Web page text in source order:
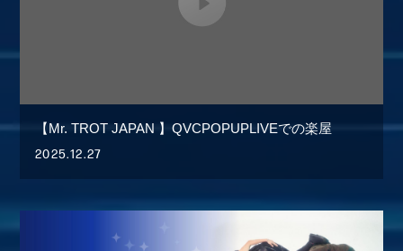
【Mr. TROT JAPAN 】QVCPOPUPLIVEでの楽屋
2025.12.27